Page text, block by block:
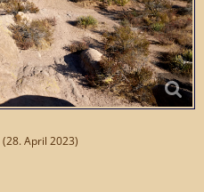
(28. April 2023)